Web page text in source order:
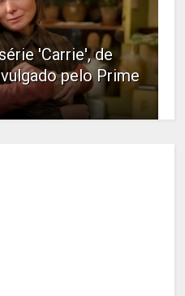
'Carrie', de
pelo Prime